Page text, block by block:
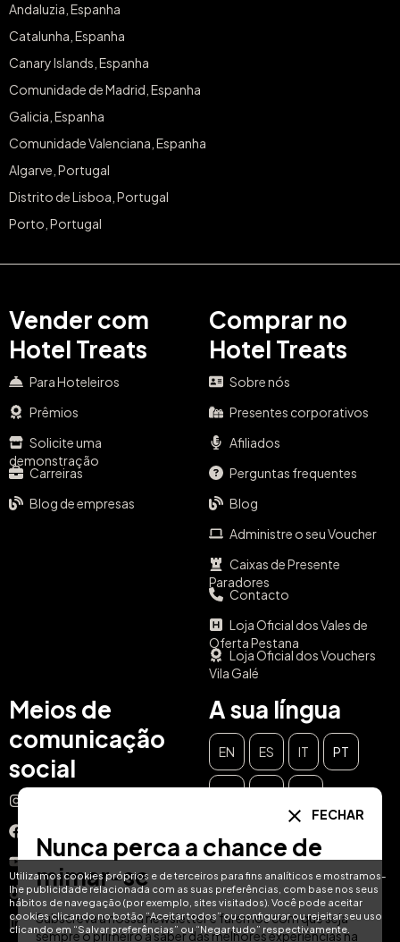
Utilizamos cookies próprios e de terceiros para fins analíticos e mostramos-
lhe publicidade relacionada com as suas preferências, com base nos seus
hábitos de navegação (por exemplo, sites visitados). Você pode aceitar
cookies clicando no botão “Aceitar todos” ou configurar ou rejeitar seu uso
clicando em “Salvar preferências” ou “Negar tudo” respectivamente.
Andaluzia, Espanha
Catalunha, Espanha
Canary Islands, Espanha
Comunidade de Madrid, Espanha
Galicia, Espanha
Comunidade Valenciana, Espanha
Algarve, Portugal
Distrito de Lisboa, Portugal
Porto, Portugal
Vender com
Hotel Treats
Para Hoteleiros
Prêmios
Solicite uma
demonstração
Carreiras
Blog de empresas
Comprar no
Hotel Treats
Sobre nós
Presentes corporativos
Afiliados
Perguntas frequentes
Blog
Administre o seu Voucher
Caixas de Presente
Paradores
Contacto
Loja Oficial dos Vales de
Oferta Pestana
Loja Oficial dos Vouchers
Vila Galé
Meios de
comunicação
social
YouTube
TikTok
LinkedIn
A sua língua
EN ES IT PT
FECHAR
Nunca perca a chance de
mimar-se
Subscreva a nossa newsletter e faremos com que seja
sempre o primeiro a saber das melhores experiências na